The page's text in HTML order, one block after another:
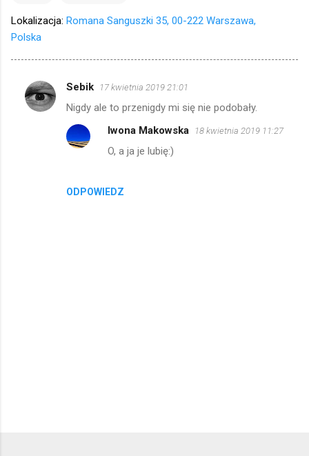
Lokalizacja: Romana Sanguszki 35, 00-222 Warszawa,
Polska
K
o
Sebik 17 kwietnia 2019 21:01
Nigdy ale to przenigdy mi się nie podobały.
ODPOWIEDZ
Iwona Makowska 18 kwietnia 2019 11:27
O, a ja je lubię:)